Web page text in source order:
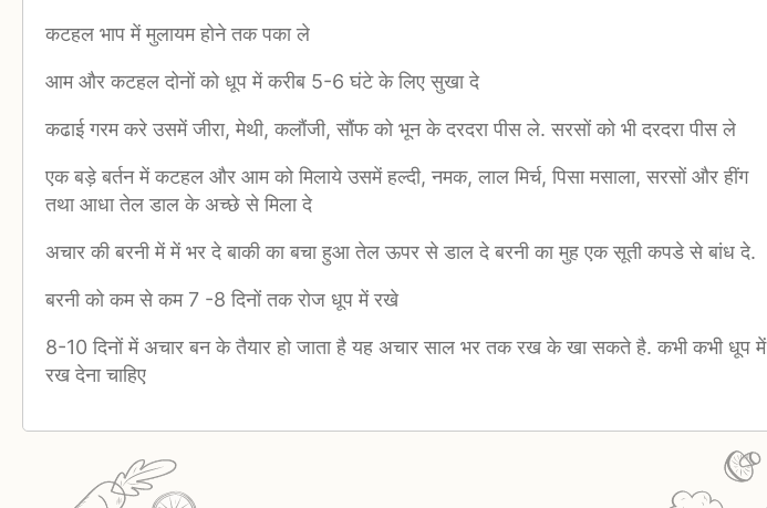
कटहल भाप में मुलायम होने तक पका ले
आम और कटहल दोनों को धूप में करीब 5-6 घंटे के लिए सुखा दे
कढाई गरम करे उसमें जीरा, मेथी, कलौंजी, सौंफ को भून के दरदरा पीस ले. सरसों को भी दरदरा पीस ले
एक बड़े बर्तन में कटहल और आम को मिलाये उसमें हल्दी, नमक, लाल मिर्च, पिसा मसाला, सरसों और हींग
तथा आधा तेल डाल के अच्छे से मिला दे
अचार की बरनी में में भर दे बाकी का बचा हुआ तेल ऊपर से डाल दे बरनी का मुह एक सूती कपडे से बांध दे.
बरनी को कम से कम 7 -8 दिनों तक रोज धूप में रखे
8-10 दिनों में अचार बन के तैयार हो जाता है यह अचार साल भर तक रख के खा सकते है. कभी कभी धूप में
रख देना चाहिए